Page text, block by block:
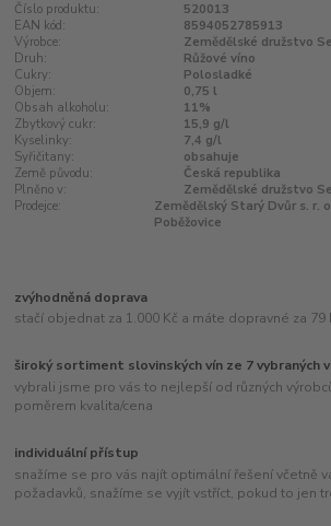
Číslo produktu:
520013
EAN kód:
8594052785913
Výrobce:
Zemědělské družstvo
Druh:
Růžové víno
Cukry:
Polosladké
Objem:
0,75 l
Obsah alkoholu:
11%
Zbytkový cukr:
15,9 g/l
Kyselinky:
7,4 g/l
Syřičitany:
obsahuje
Země původu:
Česká republika
Plněno v:
Zemědělské družstvo
Prodejce:
Zemědělský Starý Dvůr s. r.
Poběžovice
zvýhodněná doprava
stačí objednat za 1.000 Kč a máte dopravné za 79
široký sortiment slovinských vín ze 7 vybraných
vybrali jsme pro vás to nejlepší od různých
poměrem kvalita/cena
individuální přístup
snažíme se pro vás najít optimální řešení včetně
požadavků, snažíme se vyjít vstříct, pokud to jen